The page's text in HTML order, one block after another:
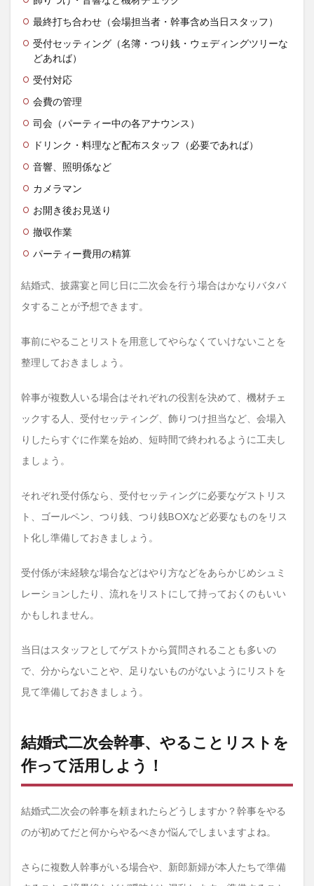
最終打ち合わせ（会場担当者・幹事含め当日スタッフ）
受付セッティング（名簿・つり銭・ウェディングツリーな
どあれば）
受付対応
会費の管理
司会（パーティー中の各アナウンス）
ドリンク・料理など配布スタッフ（必要であれば）
音響、照明係など
カメラマン
お開き後お見送り
撤収作業
パーティー費用の精算
結婚式、披露宴と同じ日に二次会を行う場合はかなりバタバ
タすることが予想できます。
事前にやることリストを用意してやらなくていけないことを
整理しておきましょう。
幹事が複数人いる場合はそれぞれの役割を決めて、機材チェ
ックする人、受付セッティング、飾りつけ担当など、会場入
りしたらすぐに作業を始め、短時間で終われるように工夫し
ましょう。
それぞれ受付係なら、受付セッティングに必要なゲストリス
ト、ゴールペン、つり銭、つり銭BOXなど必要なものをリス
ト化し準備しておきましょう。
受付係が未経験な場合などはやり方などをあらかじめシュミ
レーションしたり、流れをリストにして持っておくのもいい
かもしれません。
当日はスタッフとしてゲストから質問されることも多いの
で、分からないことや、足りないものがないようにリストを
見て準備しておきましょう。
結婚式二次会幹事、やることリストを
作って活用しよう！
結婚式二次会の幹事を頼まれたらどうしますか？幹事をやる
のが初めてだと何からやるべきか悩んでしまいますよね。
さらに複数人幹事がいる場合や、新郎新婦が本人たちで準備